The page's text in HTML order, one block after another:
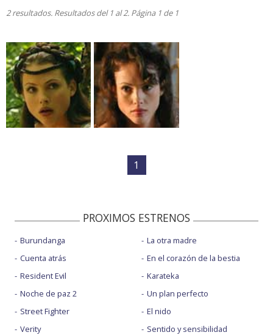
2 resultados. Resultados del 1 al 2. Página 1 de 1
1
PROXIMOS ESTRENOS
Burundanga
Cuenta atrás
Resident Evil
Noche de paz 2
Street Fighter
Verity
La otra madre
En el corazón de la bestia
Karateka
Un plan perfecto
El nido
Sentido y sensibilidad